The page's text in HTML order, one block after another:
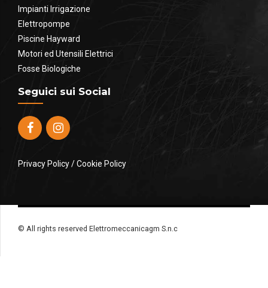
Impianti Irrigazione
Elettropompe
Piscine Hayward
Motori ed Utensili Elettrici
Fosse Biologiche
Seguici sui Social
Privacy Policy/Cookie Policy
© All rights reserved Elettromeccanicagm S.n.c